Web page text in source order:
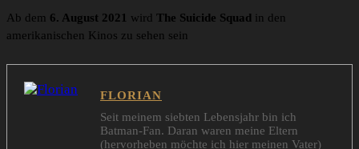
Ab dem 6. August 2021 wird The Suicide Squad in den
amerikanischen Kinos zu sehen sein
FLORIAN
Seit meinem siebten Lebensjahr bin ich
Batman-Fan. Daran waren meine Eltern
(hervorheben möchte ich hier meinen Vater)